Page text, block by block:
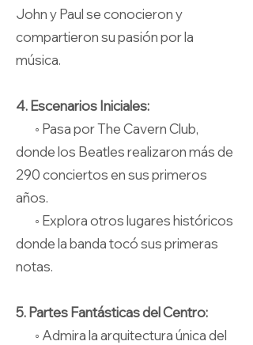
John y Paul se conocieron y
compartieron su pasión por la
música.
4. Escenarios Iniciales:
◦ Pasa por The Cavern Club,
donde los Beatles realizaron más de
290 conciertos en sus primeros
años.
◦ Explora otros lugares históricos
donde la banda tocó sus primeras
notas.
5. Partes Fantásticas del Centro:
◦ Admira la arquitectura única del